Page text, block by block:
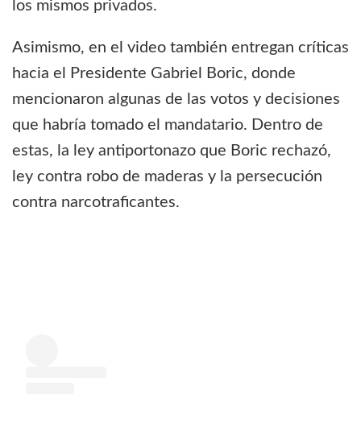
los mismos privados.
Asimismo, en el video también entregan críticas
hacia el Presidente Gabriel Boric, donde
mencionaron algunas de las votos y decisiones
que habría tomado el mandatario. Dentro de
estas, la ley antiportonazo que Boric rechazó,
ley contra robo de maderas y la persecución
contra narcotraficantes.